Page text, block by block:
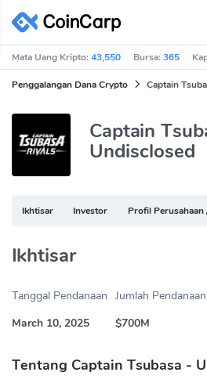
Mata Uang Kripto:43,550 Bursa:365
Penggalangan Dana Crypto Captain
Captain
Undisclosed
Ikhtisar Investor Profil Perusahaan
Ikhtisar
Tanggal Pendanaan
March 10, 2025
Jumlah Pendanaan
$700M
Tentang Captain Tsubasa -